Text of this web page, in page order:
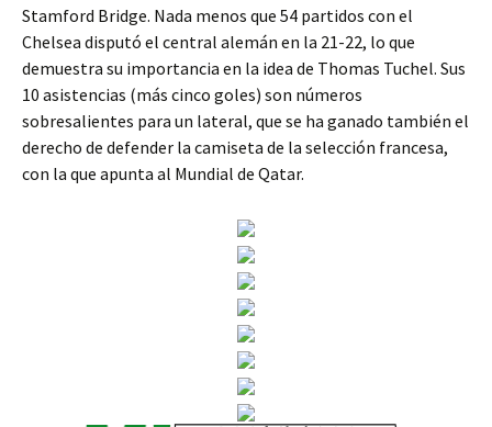
Stamford Bridge. Nada menos que 54 partidos con el
Chelsea disputó el central alemán en la 21-22, lo que
demuestra su importancia en la idea de Thomas Tuchel. Sus
10 asistencias (más cinco goles) son números
sobresalientes para un lateral, que se ha ganado también el
derecho de defender la camiseta de la selección francesa,
con la que apunta al Mundial de Qatar.